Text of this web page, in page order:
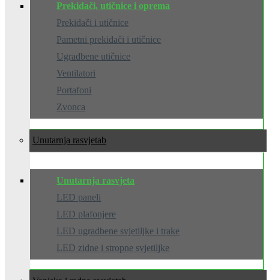
Prekidači, utičnice i oprema
Prekidači i utičnice
Pametni prekidači i utičnice
Ugradbene utičnice
Ventilatori
Portafoni
Zvonca
Unutarnja rasvjeta
Unutarnja rasvjeta
LED paneli
LED plafonjere
LED ugradbene svjetiljke i trake
LED zidne i stropne svjetiljke